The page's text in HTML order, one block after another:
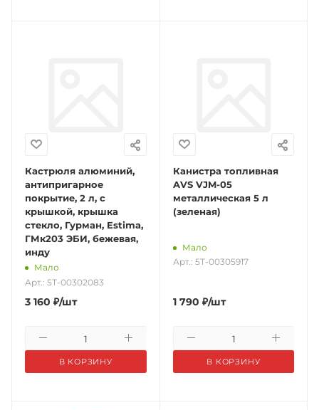
Кастрюля алюминий,
антипригарное
покрытие, 2 л, с
крышкой, крышка
стекло, Гурман, Estima,
ГМк203 ЭБИ, бежевая,
инду
Мало
Арт.: 5Т-00302083
3 160 ₽/шт
В КОРЗИНУ
Канистра топливная
AVS VJM-05
металлическая 5 л
(зеленая)
Мало
Арт.: 5Т-00305917
1 790 ₽/шт
В КОРЗИНУ